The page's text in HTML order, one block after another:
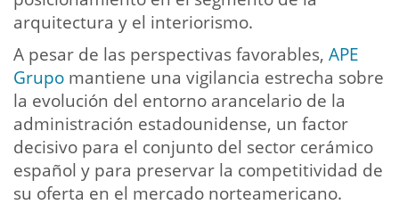
arquitectura y el interiorismo.
A pesar de las perspectivas favorables, APE
Grupo mantiene una vigilancia estrecha sobre
la evolución del entorno arancelario de la
administración estadounidense, un factor
decisivo para el conjunto del sector cerámico
español y para preservar la competitividad de
su oferta en el mercado norteamericano.